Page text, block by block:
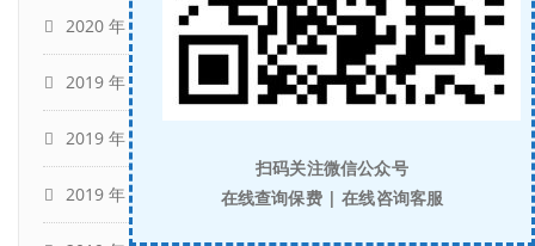
2020 年 2 月 (1)
2019 年 12 月 (10)
2019 年 11 月
2019 年 10 月
扫码关注微信公众号
在线查询保费 | 在线咨询客服